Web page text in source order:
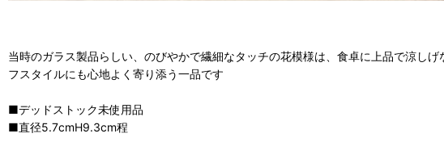
当時のガラス製品らしい、のびやかで繊細なタッチの花模様は、食卓に上品で涼し
フスタイルにも心地よく寄り添う一品です
■デッドストック未使用品
■直径5.7cmH9.3cm程